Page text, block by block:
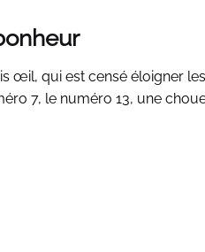
œil, qui est censé éloigner les
7, le numéro 13, une